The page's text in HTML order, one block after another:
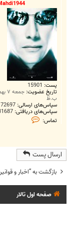
پست: 15901
تاریخ عضویت:
ب.ظ
سپاس‌های ارسالی: 72697 بار
سپاس‌های دریافتی: 31687
تماس:
ت
a
h
d
i
1
9
4
ارسال پست
بازگشت به “اخبار و
صفحه اول تالار